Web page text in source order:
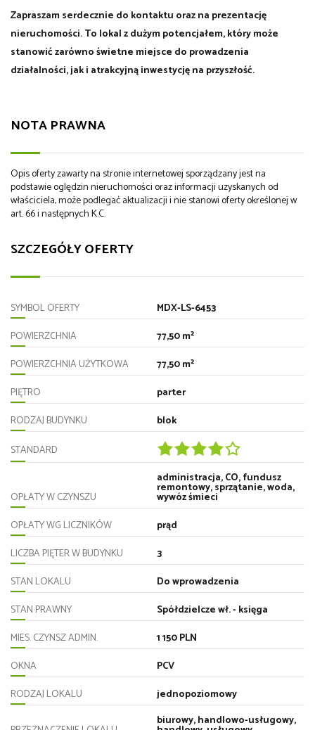
Zapraszam serdecznie do kontaktu oraz na prezentację
nieruchomości. To lokal z dużym potencjałem, który może
stanowić zarówno świetne miejsce do prowadzenia
działalności, jak i atrakcyjną inwestycję na przyszłość.
NOTA PRAWNA
Opis oferty zawarty na stronie internetowej sporządzany jest na
podstawie oględzin nieruchomości oraz informacji uzyskanych od
właściciela, może podlegać aktualizacji i nie stanowi oferty określonej w
art. 66 i następnych K.C.
SZCZEGÓŁY OFERTY
SYMBOL OFERTY
MDX-LS-6453
POWIERZCHNIA
77,50 m²
POWIERZCHNIA UŻYTKOWA
77,50 m²
PIĘTRO
parter
RODZAJ BUDYNKU
blok
STANDARD
OPŁATY W CZYNSZU
administracja, CO, fundusz
remontowy, sprzątanie, woda,
wywóz śmieci
OPŁATY WG LICZNIKÓW
prąd
LICZBA PIĘTER W BUDYNKU
3
STAN LOKALU
Do wprowadzenia
STAN PRAWNY
Spółdzielcze wł. - księga
MIES. CZYNSZ ADMIN.
1 150 PLN
OKNA
PCV
RODZAJ LOKALU
jednopoziomowy
biurowy, handlowo-usługowy,